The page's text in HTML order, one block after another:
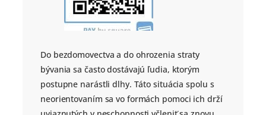
Do bezdomovectva a do ohrozenia straty
bývania sa často dostávajú ľudia, ktorým
postupne narástli dlhy. Táto situácia spolu s
neorientovaním sa vo formách pomoci ich drží